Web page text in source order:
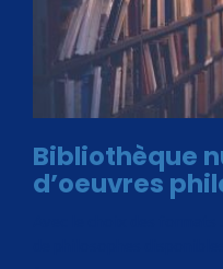
Bibliothèque
d’oeuvres